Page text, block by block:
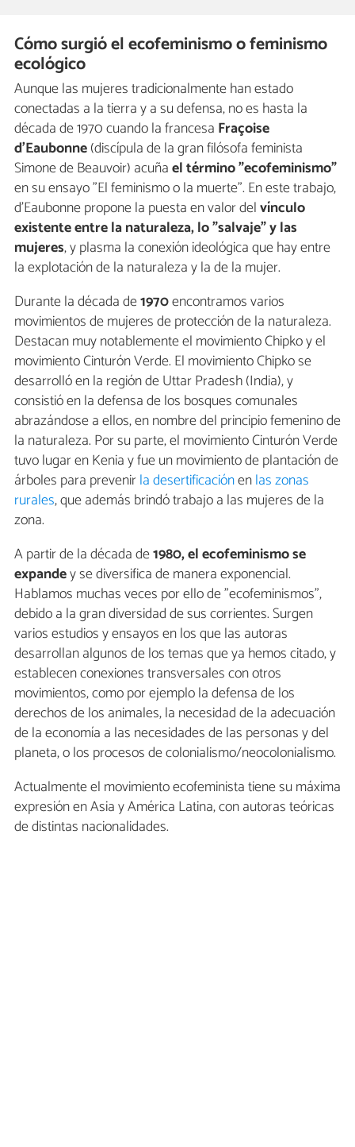
Cómo surgió el ecofeminismo o feminismo
ecológico
Aunque las mujeres tradicionalmente han estado
conectadas a la tierra y a su defensa, no es hasta la
década de 1970 cuando la francesa Fraçoise
d'Eaubonne(discípula de la gran filósofa feminista
Simone de Beauvoir) acuñael término "ecofeminismo"
en su ensayo "El feminismo o la muerte". En este trabajo,
d'Eaubonne propone la puesta en valor delvínculo
existente entre la naturaleza, lo "salvaje" y las
mujeres, y plasma la conexión ideológica que hay entre
la explotación de la naturaleza y la de la mujer.
Durante la década de1970encontramos varios
movimientos de mujeres de protección de la naturaleza.
Destacan muy notablemente el movimiento Chipko y el
movimiento Cinturón Verde. El movimiento Chipko se
desarrolló en la región de Uttar Pradesh (India), y
consistió en la defensa de los bosques comunales
abrazándose a ellos, en nombre del principio femenino de
la naturaleza. Por su parte, el movimiento Cinturón Verde
tuvo lugar en Kenia y fue un movimiento de plantación de
árboles para prevenirla desertificaciónenlas zonas
rurales, que además brindó trabajo a las mujeres de la
zona.
A partir de la década de1980, el ecofeminismo se
expandey se diversifica de manera exponencial.
Hablamos muchas veces por ello de "ecofeminismos",
debido a la gran diversidad de sus corrientes. Surgen
varios estudios y ensayos en los que las autoras
desarrollan algunos de los temas que ya hemos citado, y
establecen conexiones transversales con otros
movimientos, como por ejemplo la defensa de los
derechos de los animales, la necesidad de la adecuación
de la economía a las necesidades de las personas y del
planeta, o los procesos de colonialismo/neocolonialismo.
Actualmente el movimiento ecofeminista tiene su máxima
expresión en Asia y América Latina, con autoras teóricas
de distintas nacionalidades.